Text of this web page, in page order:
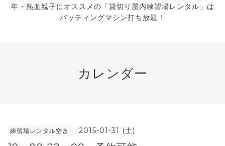
年・熱血親子にオススメの「貸切り屋内練習場レンタル」は
バッティングマシン打ち放題！
カレンダー
練習場レンタル空き 2015-01-31 (土)